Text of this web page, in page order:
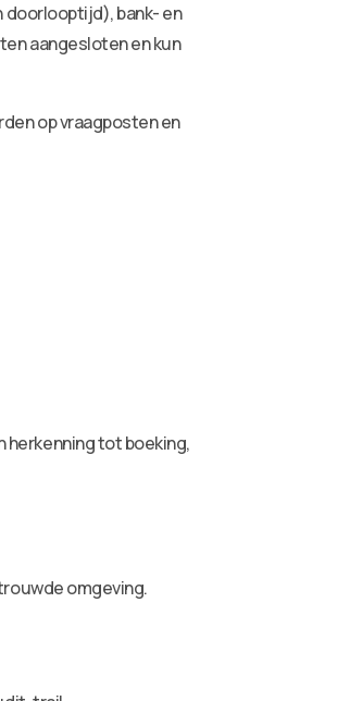
doorlooptijd), bank- en
aangesloten en kun
op vraagposten en
tot boeking,
omgeving.